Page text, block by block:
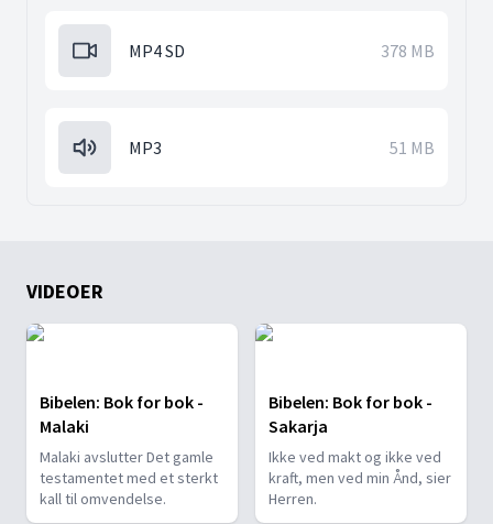
MP4 SD 378 MB
MP3 51 MB
VIDEOER
Bibelen: Bok for bok -
Malaki
Malaki avslutter Det gamle
testamentet med et sterkt
kall til omvendelse.
Bibelen: Bok for bok -
Sakarja
Ikke ved makt og ikke ved
kraft, men ved min Ånd, sier
Herren.